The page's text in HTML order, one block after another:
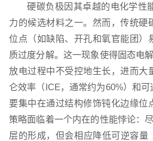
硬碳负极因其卓越的电化学性
力的候选材料之一。然而，传统硬
位点（如缺陷、开孔和氧官能团）
质过度分解。这一现象使得固态电
放电过程中不受控地生长，进而大
仑效率（ICE，通常约为60%）和
要集中在通过结构修饰钝化边缘位
策略面临着一个内在的性能悖论：
层的形成，但会相应降低可逆容量